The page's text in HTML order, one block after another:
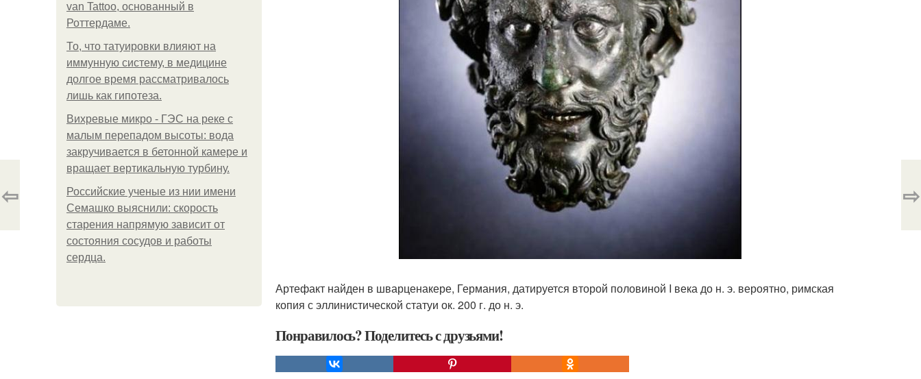
van Tattoo, основанный в
Роттердаме.
То, что татуировки влияют на
иммунную систему, в медицине
долгое время рассматривалось
лишь как гипотеза.
Вихревые микро - ГЭС на реке с
малым перепадом высоты: вода
закручивается в бетонной камере и
вращает вертикальную турбину.
Российские ученые из нии имени
Семашко выяснили: скорость
старения напрямую зависит от
состояния сосудов и работы
сердца.
Артефакт найден в шварценакере, Германия, датируется второй половиной I века до н. э. вероятно, римская
копия с эллинистической статуи ок. 200 г. до н. э.
Понравилось? Поделитесь с друзьями!
⇦ ⇨